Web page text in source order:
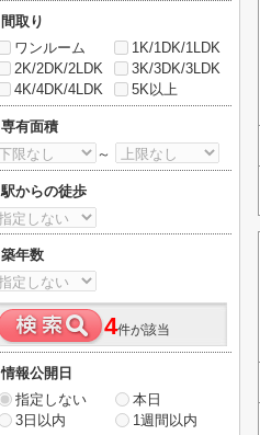
間取り
ワンルーム
1K/1DK/1LDK
2K/2DK/2LDK
3K/3DK/3LDK
4K/4DK/4LDK
5K以上
専有面積
～
駅からの徒歩
築年数
4件が該当
情報公開日
指定しない
本日
3日以内
1週間以内